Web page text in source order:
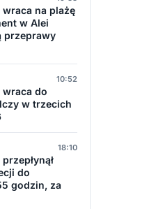
na plażę
w Alei
przeprawy
10:52
wraca do
w trzecich
18:10
do
godzin, za